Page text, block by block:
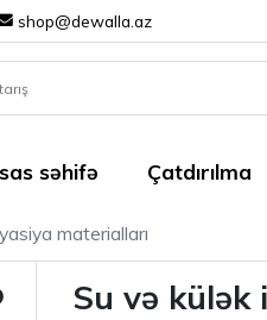
shop@dewalla.az
səhifə Çatdırılma
materialları
Su və külək